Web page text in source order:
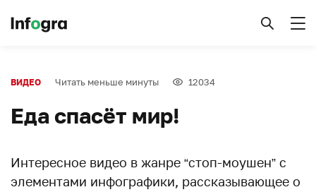
ВИДЕО Читать меньше минуты 12034
Еда спасёт мир!
Интересное видео в жанре “стоп-моушен” с
элементами инфографики, рассказывающее о